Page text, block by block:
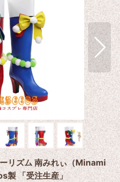
リズム 南みれぃ（Minami
製 「受注生産」